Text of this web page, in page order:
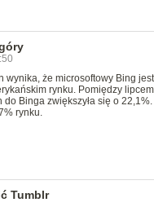
wynika, że microsoftowy Bing
rynku. Pomiędzy
Binga zwiększyła się o
rynku.
Tumblr